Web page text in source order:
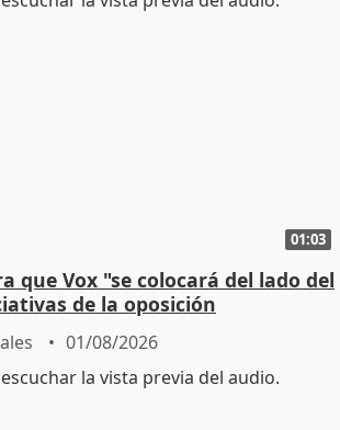
01:03
que Vox "se colocará del lado del
de la oposición
01/08/2026